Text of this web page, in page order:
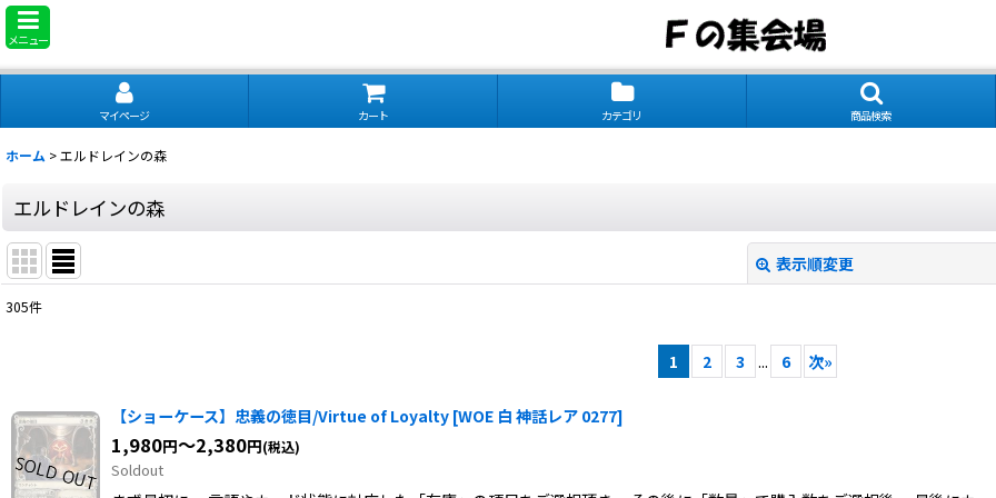
メニュー
マイページ カート カテゴリ 商品検索
ホーム >エルドレインの森
エルドレインの森
表示順変更
並び順:
305件
1 2 3 ... 6 次»
【ショーケース】忠義の徳目/Virtue of Loyalty [WOE 白 神話レア 0277]
1,980円～2,380円(税込)
Soldout